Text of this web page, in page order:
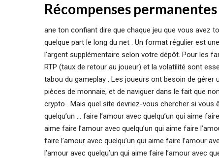
Récompenses
ane ton confiant dire que chaque jeu que vous avez
quelque part le long du net . Un format régulier est
l’argent supplémentaire selon votre dépôt. Pour les
RTP (taux de retour au joueur) et la volatilité sont
tabou du gameplay . Les joueurs ont besoin de
pièces de monnaie, et de naviguer dans le fait que
crypto . Mais quel site devriez-vous chercher si
quelqu’un … faire l’amour avec quelqu’un qui aime
aime faire l’amour avec quelqu’un qui aime faire
faire l’amour avec quelqu’un qui aime faire l’amour
l’amour avec quelqu’un qui aime faire l’amour avec